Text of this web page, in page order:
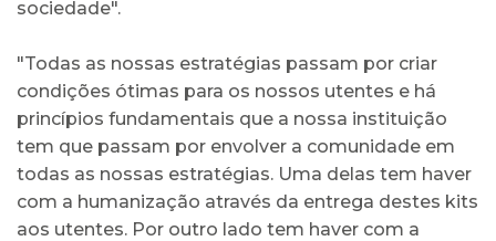
sociedade".
"Todas as nossas estratégias passam por criar
condições ótimas para os nossos utentes e há
princípios fundamentais que a nossa instituição
tem que passam por envolver a comunidade em
todas as nossas estratégias. Uma delas tem haver
com a humanização através da entrega destes kits
aos utentes. Por outro lado tem haver com a